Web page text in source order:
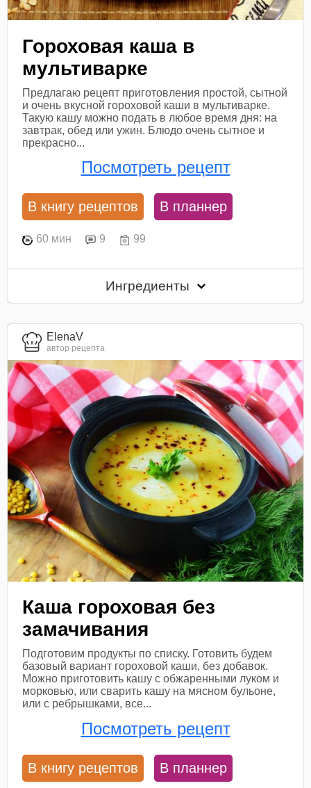
Гороховая каша в
мультиварке
Предлагаю рецепт приготовления простой, сытной
и очень вкусной гороховой каши в мультиварке.
Такую кашу можно подать в любое время дня: на
завтрак, обед или ужин. Блюдо очень сытное и
прекрасно...
Посмотреть рецепт
В книгу рецептов В планнер
60 мин 9 99
Ингредиенты
ElenaV
автор рецепта
Каша гороховая без
замачивания
Подготовим продукты по списку. Готовить будем
базовый вариант гороховой каши, без добавок.
Можно приготовить кашу с обжаренными луком и
морковью, или сварить кашу на мясном бульоне,
или с ребрышками, все...
Посмотреть рецепт
В книгу рецептов В планнер